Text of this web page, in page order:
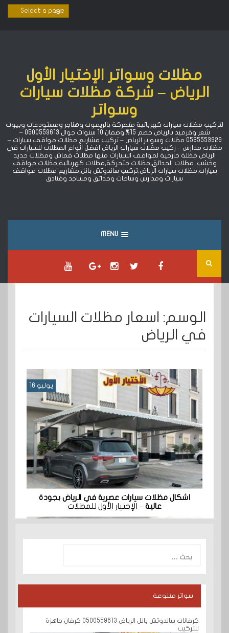
مظلات وسواتر الإختيار الأول
الرياض – شركة مظلات سيارات
وسواتر
لتركيب مظلات سيارات كهربائية متحركة بالريموت وهناجر ومستودعات وبيوت
شعر وقرميد بالرياض خصم 15% ‏وضمان 10 سنوات جوال 0500559613 –
0535553929 مظلات وسواتر الرياض – تركيب مشاريع مظلات مواقف سيارات –
مظلات مدارس – ركيب مظلات سيارات الرياض افضل انواع المظلات للسيارات قي
الرياض مظلة خارجية لمواقف السيارات منها مظلات قماش ومظلات حديد
وخشب. مظلات الحدائق,مظلات متحركة,مظلات كهربائية,مظلات مواقف
سيارات,مظلات سيارات الرياض,تركيب ساندوتش بانل,مشاريع مظلات مواقف
سيارات ومدارس وساحات وحدائق ومساجد وفنادق
MENU
الوسم: اسعار مظلات السيارات
في الرياض
يوليو 16
اشكال مظلات سيارات عصرية في الرياض بجودة
عالية– الإختيار الأول للمظلات
عن:
سواتر متنوعة
كرفانات ساندوتش بانل الرياض 0500559613 كرفان جاهزة
للتركيب